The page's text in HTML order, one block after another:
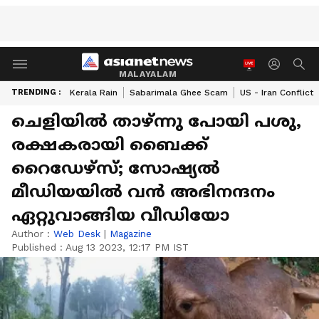
MALAYALAM
TRENDING : Kerala Rain Sabarimala Ghee Scam US - Iran Conflict
ചെളിയിൽ താഴ്ന്നു പോയി പശു,
രക്ഷകരായി ബൈക്ക്
റൈഡേഴ്സ്; സോഷ്യൽ
മീഡിയയിൽ വൻ അഭിനന്ദനം
ഏറ്റുവാങ്ങിയ വീഡിയോ
Author : Web Desk | Magazine
Published : Aug 13 2023, 12:17 PM IST